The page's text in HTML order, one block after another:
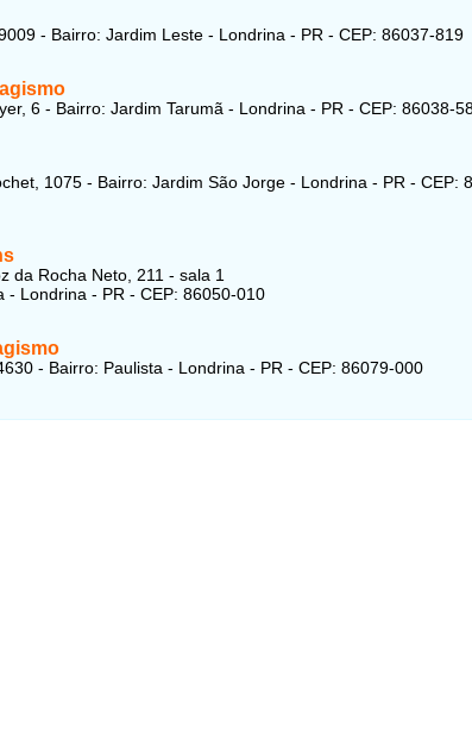
- Bairro: Jardim Leste - Londrina - PR - CEP: 86037-819
6 - Bairro: Jardim Tarumã - Londrina - PR - CEP: 86038-
1075 - Bairro: Jardim São Jorge - Londrina - PR - CEP:
da Rocha Neto, 211 - sala 1
- Londrina - PR - CEP: 86050-010
- Bairro: Paulista - Londrina - PR - CEP: 86079-000